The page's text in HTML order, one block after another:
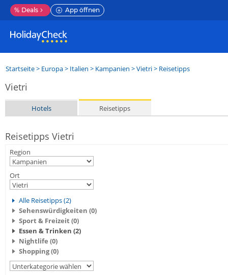
% Deals App öffnen
Startseite> Europa> Italien > Kampanien >Vietri> Reisetipps
Vietri
Hotels Reisetipps
Reisetipps Vietri
Region
Ort
Alle Reisetipps (2)
Sehenswürdigkeiten (0)
Sport & Freizeit (0)
Essen & Trinken (2)
Nightlife (0)
Shopping (0)